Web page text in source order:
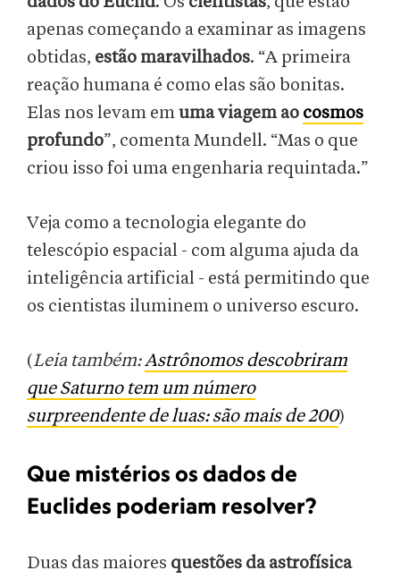
apenas começando a examinar as imagens
obtidas, estão maravilhados. “A primeira
reação humana é como elas são bonitas.
Elas nos levam emuma viagem ao cosmos
profundo”, comenta Mundell. “Mas o que
criou isso foi uma engenharia requintada.”
Veja como a tecnologia elegante do
telescópio espacial - com alguma ajuda da
inteligência artificial - está permitindo que
os cientistas iluminem o universo escuro.
(Leia também:Astrônomos descobriram
que Saturno tem um número
surpreendente de luas: são mais de 200)
Que mistérios os dados de
Euclides poderiam resolver?
Duas das maiores questões da astrofísica